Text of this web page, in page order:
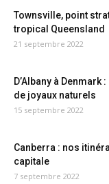
Townsville, point
tropical Queensland
21 septembre 2022
D’Albany à Denmark
de joyaux naturels
15 septembre 2022
Canberra : nos
capitale
7 septembre 2022